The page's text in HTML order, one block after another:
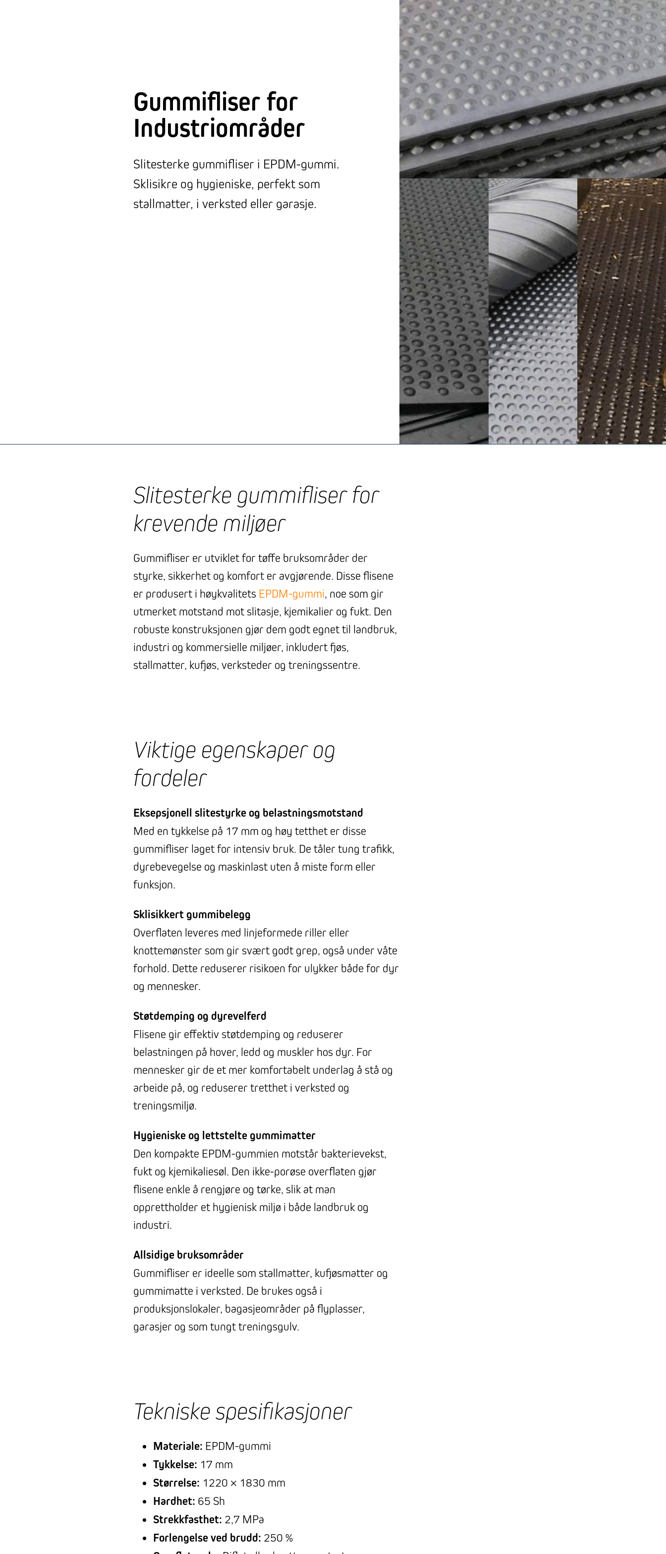
Gummifliser for
Industriområder
Slitesterke gummifliser i EPDM-gummi.
Sklisikre og hygieniske, perfekt som
stallmatter, i verksted eller garasje.
Slitesterke gummifliser for
krevende miljøer
Gummifliser er utviklet for tøffe bruksområder der
styrke, sikkerhet og komfort er avgjørende. Disse flisene
er produsert i høykvalitets EPDM-gummi , noe som gir
utmerket motstand mot slitasje, kjemikalier og fukt. Den
robuste konstruksjonen gjør dem godt egnet til landbruk,
industri og kommersielle miljøer, inkludert fjøs,
stallmatter, kufjøs, verksteder og treningssentre.
Viktige egenskaper og
fordeler
Eksepsjonell slitestyrke og belastningsmotstand
Med en tykkelse på 17 mm og høy tetthet er disse
gummifliser laget for intensiv bruk. De tåler tung trafikk,
dyrebevegelse og maskinlast uten å miste form eller
funksjon.
Sklisikkert gummibelegg
Overflaten leveres med linjeformede riller eller
knottemønster som gir svært godt grep, også under våte
forhold. Dette reduserer risikoen for ulykker både for dyr
og mennesker.
Støtdemping og dyrevelferd
Flisene gir effektiv støtdemping og reduserer
belastningen på hover, ledd og muskler hos dyr. For
mennesker gir de et mer komfortabelt underlag å stå og
arbeide på, og reduserer tretthet i verksted og
treningsmiljø.
Hygieniske og lettstelte gummimatter
Den kompakte EPDM-gummien motstår bakterievekst,
fukt og kjemikaliesøl. Den ikke-porøse overflaten gjør
flisene enkle å rengjøre og tørke, slik at man
opprettholder et hygienisk miljø i både landbruk og
industri.
Allsidige bruksområder
Gummifliser er ideelle som stallmatter, kufjøsmatter og
gummimatte i verksted. De brukes også i
produksjonslokaler, bagasjeområder på flyplasser,
garasjer og som tungt treningsgulv.
Tekniske spesifikasjoner
Materiale: EPDM-gummi
Tykkelse: 17 mm
Størrelse: 1220 × 1830 mm
Hardhet: 65 Sh
Strekkfasthet: 2,7 MPa
Forlengelse ved brudd: 250 %